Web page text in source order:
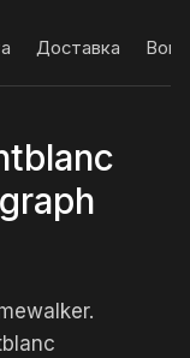
Доставка